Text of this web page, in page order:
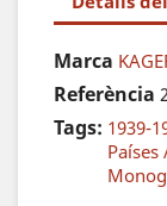
Marca
Referència
Tags: 1939-
Países